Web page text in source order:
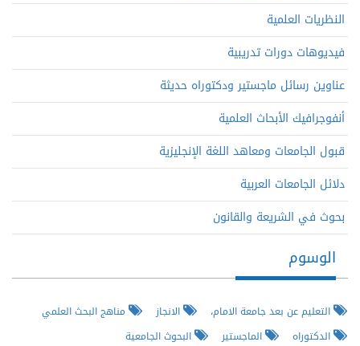
النظريات العلمية
فيديوهات دورات تدريبية
عناوين رسائل ماجستير ودكتوراه حديثة
أنفوجرافيك الأبحاث العلمية
قبول الجامعات ومعاهد اللغة الإنجليزية
دلائل الجامعات العربية
بحوث في الشريعة والقانون
الوسوم
التعليم عن بعد جامعة الامام، الانجاز
مناهج البحث العلمي
الدكتوراه
الماجستير
البحوث الجامعية